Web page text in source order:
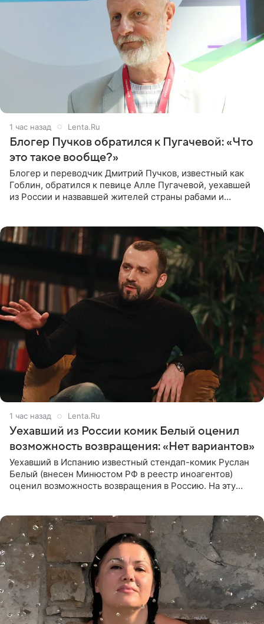
1 час назад Lenta.Ru
Блогер Пучков обратился к Пугачевой: «Что
это такое вообще?»
Блогер и переводчик Дмитрий Пучков, известный как
Гоблин, обратился к певице Алле Пугачевой, уехавшей
из России и назвавшей жителей страны рабами и
1 час назад Lenta.Ru
Уехавший из России комик Белый оценил
возможность возвращения: «Нет вариантов»
Уехавший в Испанию известный стендап-комик Руслан
Белый (внесен Минюстом РФ в реестр иноагентов)
оценил возможность возвращения в Россию. На эту